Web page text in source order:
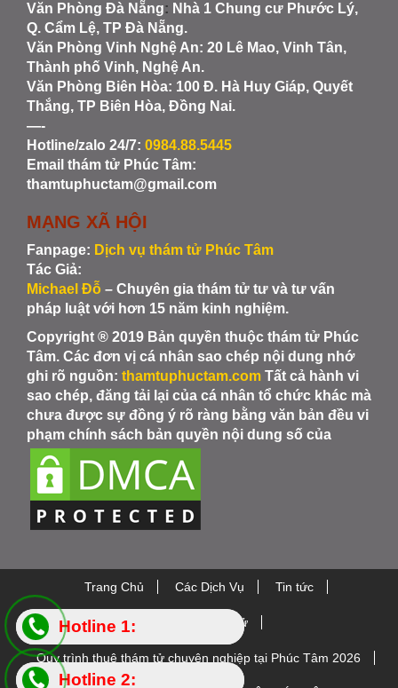
Hotline 1:
0984.88.5445
Hotline 2:
Văn Phòng Đà Nẵng: Nhà 1 Chung cư Phước Lý,
Q. Cẩm Lệ, TP Đà Nẵng.
Văn Phòng Vinh Nghệ An: 20 Lê Mao, Vinh Tân,
Thành phố Vinh, Nghệ An.
Văn Phòng Biên Hòa: 100 Đ. Hà Huy Giáp, Quyết
Thắng, TP Biên Hòa, Đồng Nai.
—-
Hotline/zalo 24/7: 0984.88.5445
Email thám tử Phúc Tâm:
thamtuphuctam@gmail.com
MẠNG XÃ HỘI
Fanpage: Dịch vụ thám tử Phúc Tâm
Tác Giả:
Michael Đỗ – Chuyên gia thám tử tư và tư vấn
pháp luật với hơn 15 năm kinh nghiệm.
Copyright ® 2019 Bản quyền thuộc thám tử Phúc
Tâm. Các đơn vị cá nhân sao chép nội dung nhớ
ghi rõ nguồn: thamtuphuctam.com Tất cả hành vi
sao chép, đăng tải lại của cá nhân tổ chức khác mà
chưa được sự đồng ý rõ ràng bằng văn bản đều vi
phạm chính sách bản quyền nội dung số của
Trang Chủ Các Dịch Vụ Tin tức
Thiết bị Thám Tử
Quy trình thuê thám tử chuyên nghiệp tại Phúc Tâm 2026
Hotline 1:
0984.88.5445
Hotline 2: